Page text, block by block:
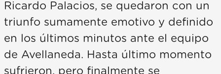
Ricardo Palacios, se quedaron con un
triunfo sumamente emotivo y definido
en los últimos minutos ante el equipo
de Avellaneda. Hasta último momento
sufrieron, pero finalmente se